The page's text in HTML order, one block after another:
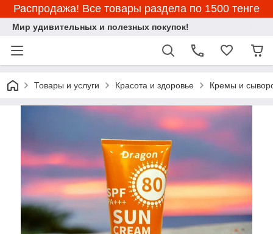
Распродажа! Все товары раздела по 1500 тенге
Мир удивительных и полезных покупок!
Товары и услуги Красота и здоровье Кремы и